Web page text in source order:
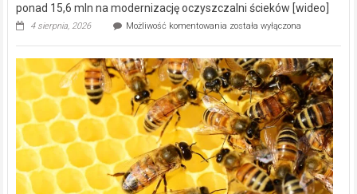
ponad 15,6 mln na modernizację oczyszczalni ścieków [wideo]
4 sierpnia, 2026 Możliwość komentowania Ekologiczne
Wręczyca
Wielka
z
dofinansowaniem
ponad
15,6
mln
na
modernizację
oczyszczalni
ścieków
została wyłączona